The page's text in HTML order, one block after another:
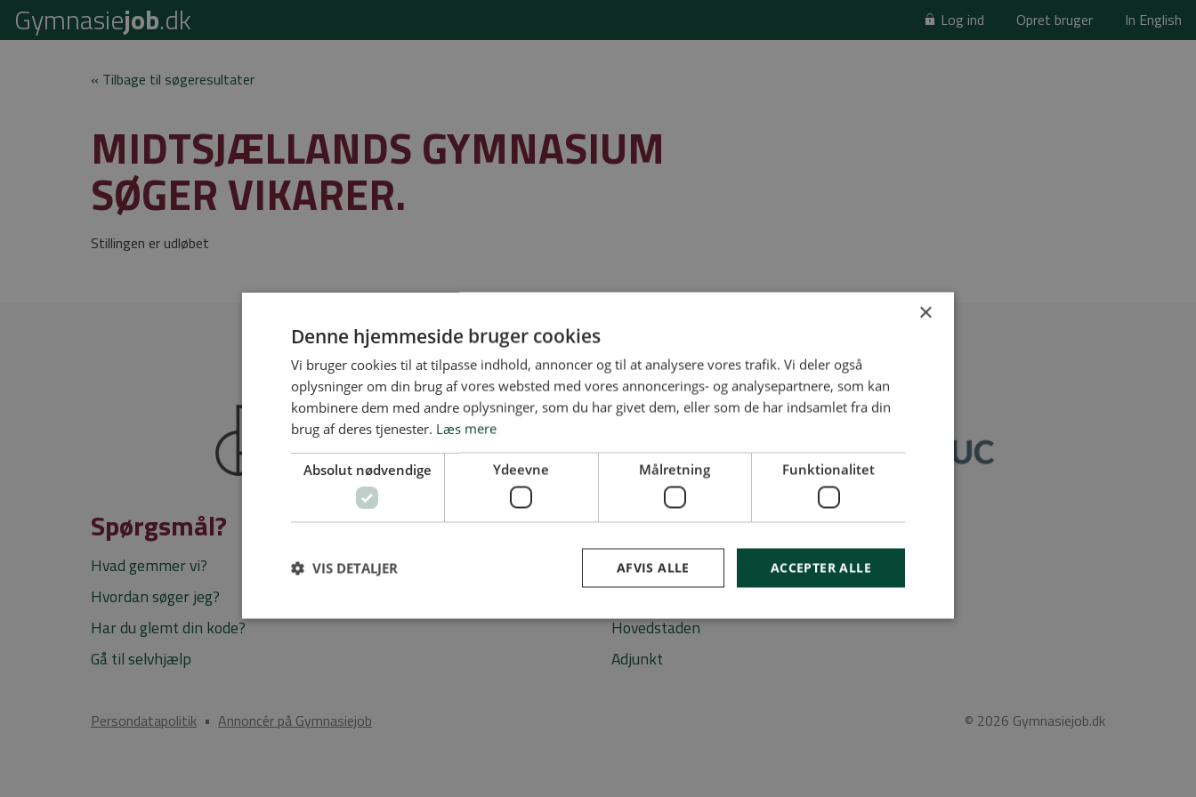
Gymnasiejob.dk Log ind Opret bruger In English
« Tilbage til søgeresultater
MIDTSJÆLLANDS GYMNASIUM
SØGER VIKARER.
Stillingen er udløbet
Gymnasiejob leveret af
Spørgsmål?
Hvad gemmer vi?
Hvordan søger jeg?
Har du glemt din kode?
Gå til selvhjælp
Mest brugte søgeord
Vikar
Hovedstaden
Adjunkt
Persondatapolitik • Annoncér på Gymnasiejob © 2026 Gymnasiejob.dk
×
Denne hjemmeside bruger cookies
Vi bruger cookies til at tilpasse indhold, annoncer og til at analysere vores trafik. Vi deler også
oplysninger om din brug af vores websted med vores annoncerings- og analysepartnere, som kan
kombinere dem med andre oplysninger, som du har givet dem, eller som de har indsamlet fra din
brug af deres tjenester. Læs mere
Absolut nødvendige Ydeevne Målretning Funktionalitet
ACCEPTER ALLE
AFVIS ALLE
VIS DETALJER